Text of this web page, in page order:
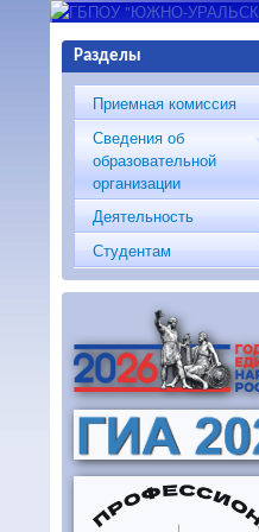
ГБПОУ
Разделы
Приемная комиссия
Сведения об
образовательной
организации
Деятельность
Студентам